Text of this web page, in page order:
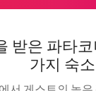
받은 파타
가지 숙소